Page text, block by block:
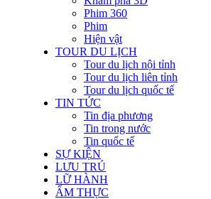
Phim 360
Phim
Hiện vật
TOUR DU LỊCH
Tour du lịch nội tỉnh
Tour du lịch liên tỉnh
Tour du lịch quốc tế
TIN TỨC
Tin địa phương
Tin trong nước
Tin quốc tế
SỰ KIỆN
LƯU TRÚ
LỮ HÀNH
ẨM THỰC